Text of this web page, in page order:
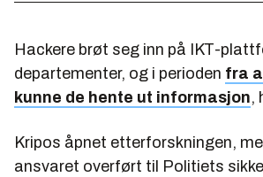
Hackere brøt seg inn på IKT-
departementer, og i perioden fra
kunne de hente ut informasjon,
Kripos åpnet etterforskningen,
ansvaret overført til Politiets